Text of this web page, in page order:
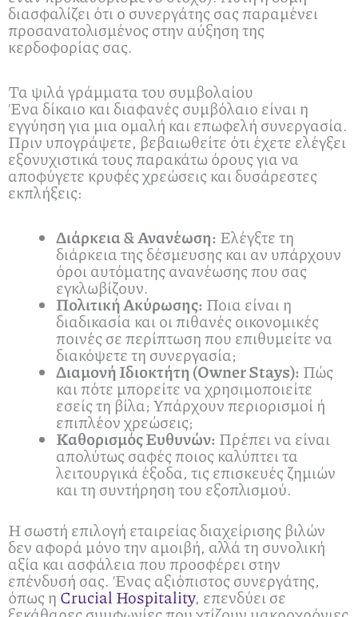
διασφαλίζει ότι ο συνεργάτης σας παραμένει
προσανατολισμένος στην αύξηση της
κερδοφορίας σας.
Τα ψιλά γράμματα του συμβολαίου
Ένα δίκαιο και διαφανές συμβόλαιο είναι η
εγγύηση για μια ομαλή και επωφελή συνεργασία.
Πριν υπογράψετε, βεβαιωθείτε ότι έχετε ελέγξει
εξονυχιστικά τους παρακάτω όρους για να
αποφύγετε κρυφές χρεώσεις και δυσάρεστες
εκπλήξεις:
Διάρκεια & Ανανέωση: Ελέγξτε τη
διάρκεια της δέσμευσης και αν υπάρχουν
όροι αυτόματης ανανέωσης που σας
εγκλωβίζουν.
Πολιτική Ακύρωσης: Ποια είναι η
διαδικασία και οι πιθανές οικονομικές
ποινές σε περίπτωση που επιθυμείτε να
διακόψετε τη συνεργασία;
Διαμονή Ιδιοκτήτη (Owner Stays): Πώς
και πότε μπορείτε να χρησιμοποιείτε
εσείς τη βίλα; Υπάρχουν περιορισμοί ή
επιπλέον χρεώσεις;
Καθορισμός Ευθυνών: Πρέπει να είναι
απολύτως σαφές ποιος καλύπτει τα
λειτουργικά έξοδα, τις επισκευές ζημιών
και τη συντήρηση του εξοπλισμού.
Η σωστή επιλογή εταιρείας διαχείρισης βιλών
δεν αφορά μόνο την αμοιβή, αλλά τη συνολική
αξία και ασφάλεια που προσφέρει στην
επένδυσή σας. Ένας αξιόπιστος συνεργάτης,
όπως η Crucial Hospitality, επενδύει σε